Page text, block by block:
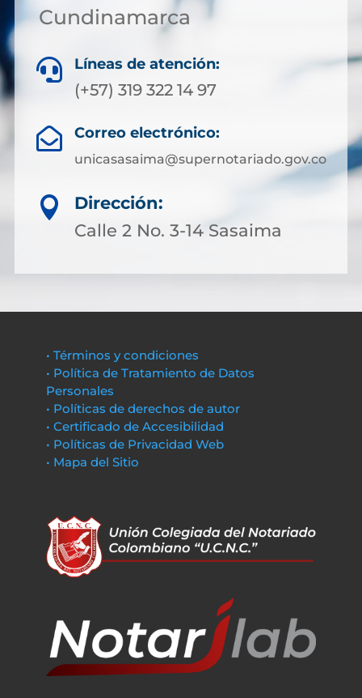
Cundinamarca
 Líneas de atención:
(+57) 319 322 14 97
 Correo electrónico:
unicasasaima@supernotariado.gov.co

Dirección:
Calle 2 No. 3-14 Sasaima
• Términos y condiciones
• Política de Tratamiento de Datos
Personales
• Políticas de derechos de autor
• Certificado de Accesibilidad
• Políticas de Privacidad Web
• Mapa del Sitio